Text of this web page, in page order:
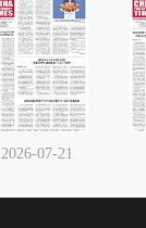
2026-07-21